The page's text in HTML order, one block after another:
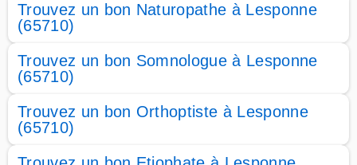
Trouvez un bon Naturopathe à Lesponne
(65710)
Trouvez un bon Somnologue à Lesponne
(65710)
Trouvez un bon Orthoptiste à Lesponne
(65710)